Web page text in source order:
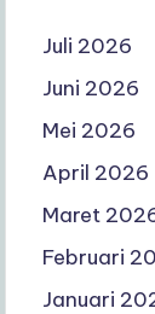
Juli 2026
Juni 2026
Mei 2026
April 2026
Maret
Februari
Januari